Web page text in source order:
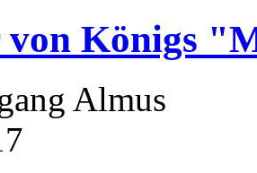
Königs
Almus